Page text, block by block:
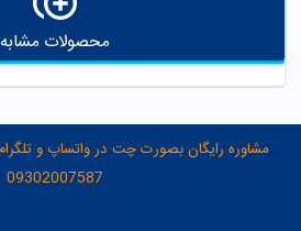
محصولات مشابه
09302007587